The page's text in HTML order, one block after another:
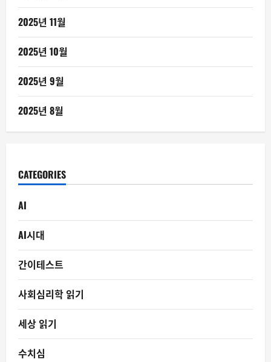
2025년 11월
2025년 10월
2025년 9월
2025년 8월
CATEGORIES
AI
AI시대
간이테스트
사회심리학 읽기
세상 읽기
수치심